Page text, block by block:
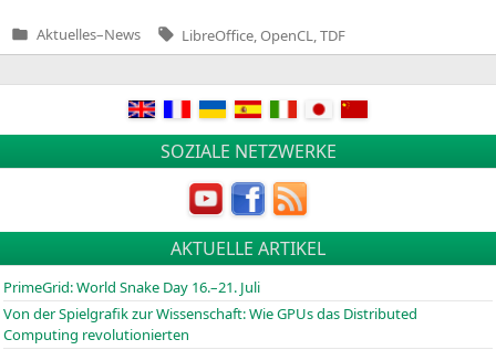
Veröffentlicht
in
Aktuelles–News Tags:
LibreOffice OpenCL TDF
SOZIALE NETZWERKE
AKTUELLE ARTIKEL
PrimeGrid: World Snake Day 16.–21. Juli
Von der Spielgrafik zur Wissenschaft: Wie GPUs das Distributed
Computing revolutionierten